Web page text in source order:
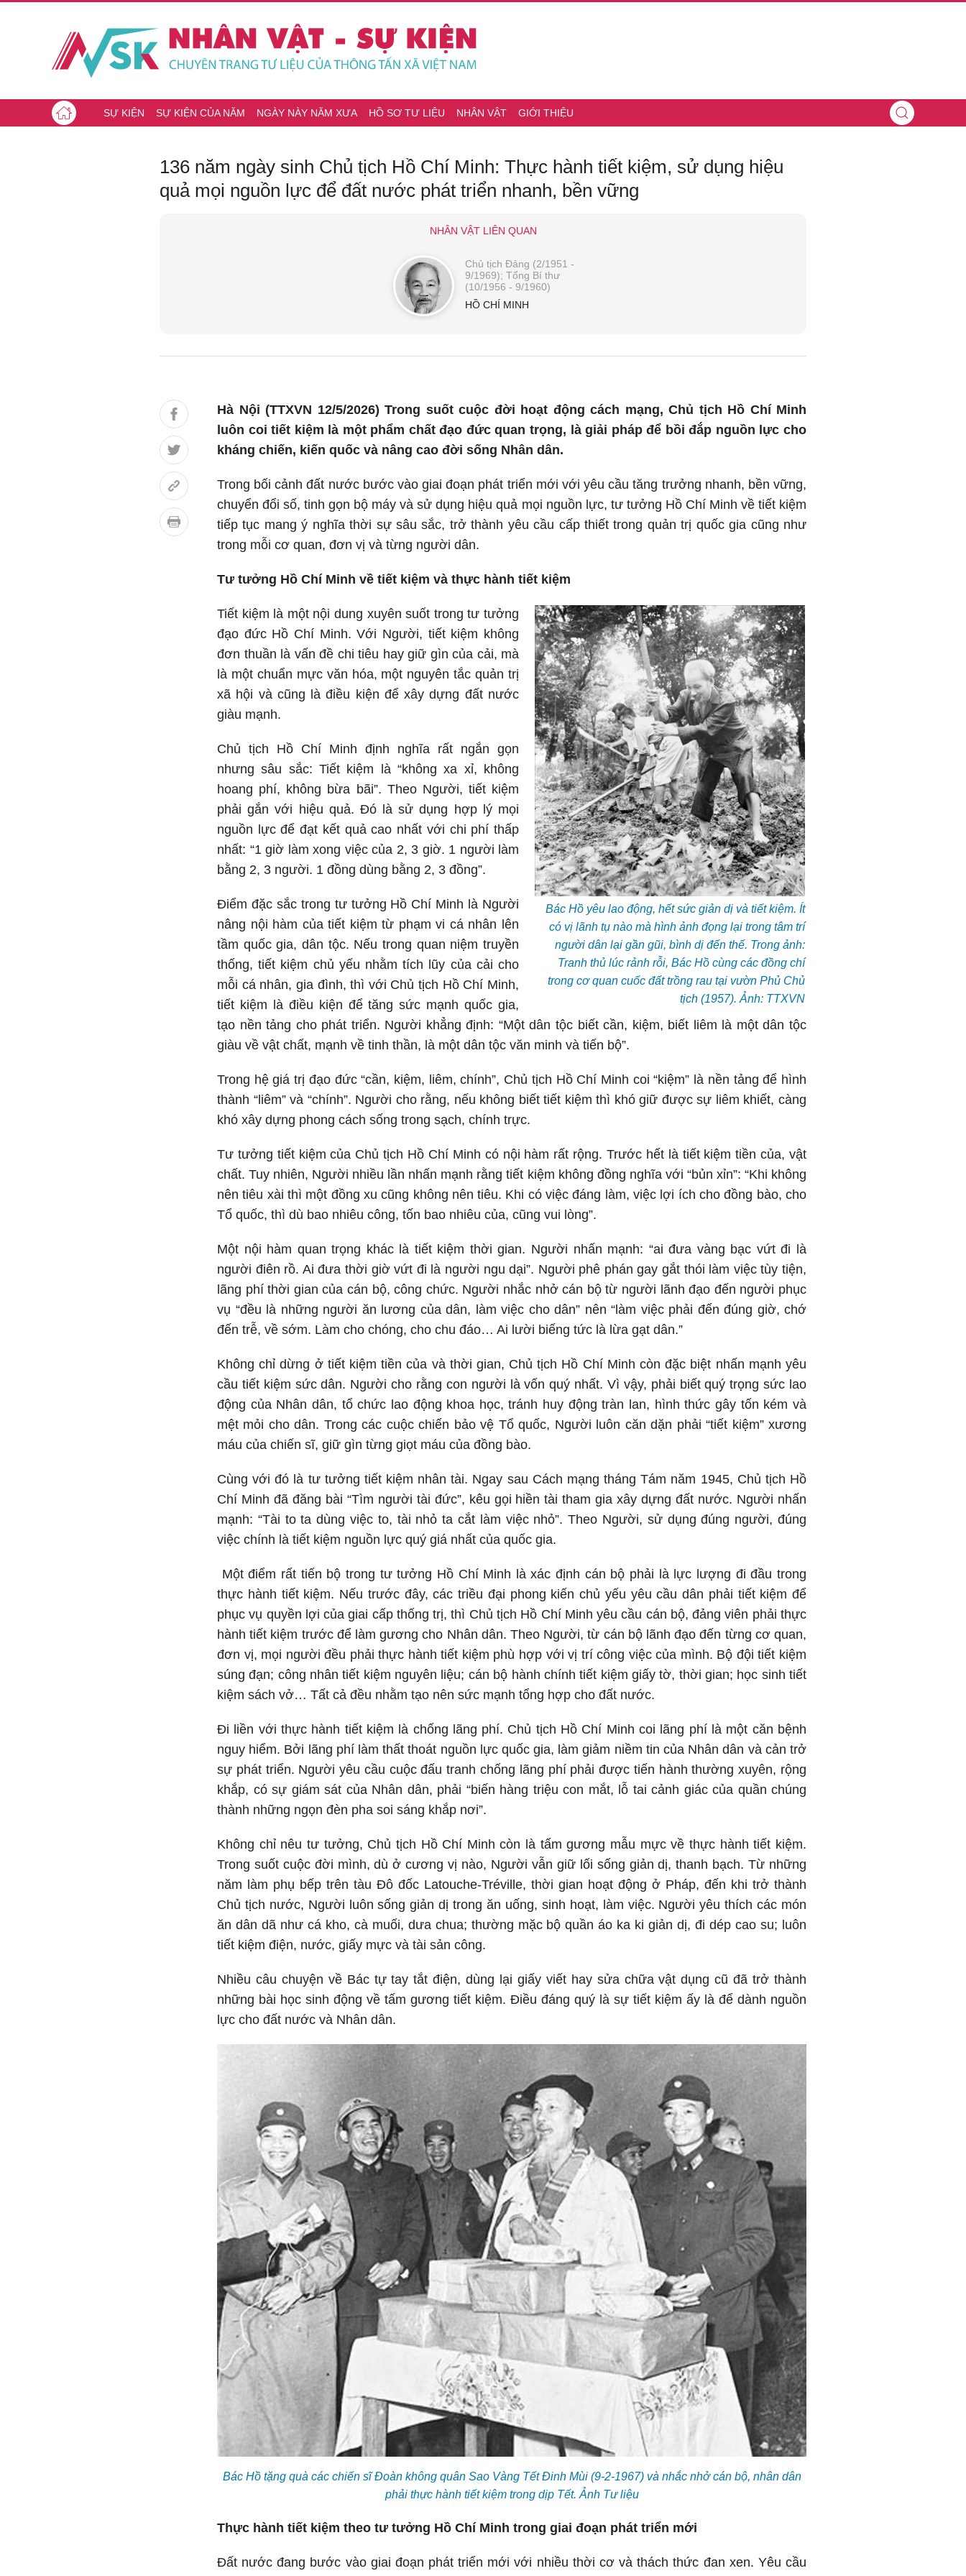
SỰ KIỆN SỰ KIỆN CỦA NĂM NGÀY NÀY NĂM XƯA HỒ SƠ TƯ LIỆU NHÂN VẬT GIỚI THIỆU
136 năm ngày sinh Chủ tịch Hồ Chí Minh: Thực hành tiết kiệm, sử dụng hiệu
quả mọi nguồn lực để đất nước phát triển nhanh, bền vững
NHÂN VẬT LIÊN QUAN
Chủ tịch Đảng (2/1951 -
9/1969); Tổng Bí thư
(10/1956 - 9/1960)
HỒ CHÍ MINH
Hà Nội (TTXVN 12/5/2026) Trong suốt cuộc đời hoạt động cách mạng, Chủ tịch Hồ Chí Minh
luôn coi tiết kiệm là một phẩm chất đạo đức quan trọng, là giải pháp để bồi đắp nguồn lực cho
kháng chiến, kiến quốc và nâng cao đời sống Nhân dân.
Trong bối cảnh đất nước bước vào giai đoạn phát triển mới với yêu cầu tăng trưởng nhanh, bền vững,
chuyển đổi số, tinh gọn bộ máy và sử dụng hiệu quả mọi nguồn lực, tư tưởng Hồ Chí Minh về tiết kiệm
tiếp tục mang ý nghĩa thời sự sâu sắc, trở thành yêu cầu cấp thiết trong quản trị quốc gia cũng như
trong mỗi cơ quan, đơn vị và từng người dân.
Tư tưởng Hồ Chí Minh về tiết kiệm và thực hành tiết kiệm
Bác Hồ yêu lao động, hết sức giản dị và tiết kiệm. Ít
có vị lãnh tụ nào mà hình ảnh đọng lại trong tâm trí
người dân lại gần gũi, bình dị đến thế. Trong ảnh:
Tranh thủ lúc rảnh rỗi, Bác Hồ cùng các đồng chí
trong cơ quan cuốc đất trồng rau tại vườn Phủ Chủ
tịch (1957). Ảnh: TTXVN
Tiết kiệm là một nội dung xuyên suốt trong tư tưởng
đạo đức Hồ Chí Minh. Với Người, tiết kiệm không
đơn thuần là vấn đề chi tiêu hay giữ gìn của cải, mà
là một chuẩn mực văn hóa, một nguyên tắc quản trị
xã hội và cũng là điều kiện để xây dựng đất nước
giàu mạnh.
Chủ tịch Hồ Chí Minh định nghĩa rất ngắn gọn
nhưng sâu sắc: Tiết kiệm là “không xa xỉ, không
hoang phí, không bừa bãi”. Theo Người, tiết kiệm
phải gắn với hiệu quả. Đó là sử dụng hợp lý mọi
nguồn lực để đạt kết quả cao nhất với chi phí thấp
nhất: “1 giờ làm xong việc của 2, 3 giờ. 1 người làm
bằng 2, 3 người. 1 đồng dùng bằng 2, 3 đồng”.
Điểm đặc sắc trong tư tưởng Hồ Chí Minh là Người
nâng nội hàm của tiết kiệm từ phạm vi cá nhân lên
tầm quốc gia, dân tộc. Nếu trong quan niệm truyền
thống, tiết kiệm chủ yếu nhằm tích lũy của cải cho
mỗi cá nhân, gia đình, thì với Chủ tịch Hồ Chí Minh,
tiết kiệm là điều kiện để tăng sức mạnh quốc gia,
tạo nền tảng cho phát triển. Người khẳng định: “Một dân tộc biết cần, kiệm, biết liêm là một dân tộc
giàu về vật chất, mạnh về tinh thần, là một dân tộc văn minh và tiến bộ”.
Trong hệ giá trị đạo đức “cần, kiệm, liêm, chính”, Chủ tịch Hồ Chí Minh coi “kiệm” là nền tảng để hình
thành “liêm” và “chính”. Người cho rằng, nếu không biết tiết kiệm thì khó giữ được sự liêm khiết, càng
khó xây dựng phong cách sống trong sạch, chính trực.
Tư tưởng tiết kiệm của Chủ tịch Hồ Chí Minh có nội hàm rất rộng. Trước hết là tiết kiệm tiền của, vật
chất. Tuy nhiên, Người nhiều lần nhấn mạnh rằng tiết kiệm không đồng nghĩa với “bủn xỉn”: “Khi không
nên tiêu xài thì một đồng xu cũng không nên tiêu. Khi có việc đáng làm, việc lợi ích cho đồng bào, cho
Tổ quốc, thì dù bao nhiêu công, tốn bao nhiêu của, cũng vui lòng”.
Một nội hàm quan trọng khác là tiết kiệm thời gian. Người nhấn mạnh: “ai đưa vàng bạc vứt đi là
người điên rồ. Ai đưa thời giờ vứt đi là người ngu dại”. Người phê phán gay gắt thói làm việc tùy tiện,
lãng phí thời gian của cán bộ, công chức. Người nhắc nhở cán bộ từ người lãnh đạo đến người phục
vụ “đều là những người ăn lương của dân, làm việc cho dân” nên “làm việc phải đến đúng giờ, chớ
đến trễ, về sớm. Làm cho chóng, cho chu đáo… Ai lười biếng tức là lừa gạt dân.”
Không chỉ dừng ở tiết kiệm tiền của và thời gian, Chủ tịch Hồ Chí Minh còn đặc biệt nhấn mạnh yêu
cầu tiết kiệm sức dân. Người cho rằng con người là vốn quý nhất. Vì vậy, phải biết quý trọng sức lao
động của Nhân dân, tổ chức lao động khoa học, tránh huy động tràn lan, hình thức gây tốn kém và
mệt mỏi cho dân. Trong các cuộc chiến bảo vệ Tổ quốc, Người luôn căn dặn phải “tiết kiệm” xương
máu của chiến sĩ, giữ gìn từng giọt máu của đồng bào.
Cùng với đó là tư tưởng tiết kiệm nhân tài. Ngay sau Cách mạng tháng Tám năm 1945, Chủ tịch Hồ
Chí Minh đã đăng bài “Tìm người tài đức”, kêu gọi hiền tài tham gia xây dựng đất nước. Người nhấn
mạnh: “Tài to ta dùng việc to, tài nhỏ ta cắt làm việc nhỏ”. Theo Người, sử dụng đúng người, đúng
việc chính là tiết kiệm nguồn lực quý giá nhất của quốc gia.
Một điểm rất tiến bộ trong tư tưởng Hồ Chí Minh là xác định cán bộ phải là lực lượng đi đầu trong
thực hành tiết kiệm. Nếu trước đây, các triều đại phong kiến chủ yếu yêu cầu dân phải tiết kiệm để
phục vụ quyền lợi của giai cấp thống trị, thì Chủ tịch Hồ Chí Minh yêu cầu cán bộ, đảng viên phải thực
hành tiết kiệm trước để làm gương cho Nhân dân. Theo Người, từ cán bộ lãnh đạo đến từng cơ quan,
đơn vị, mọi người đều phải thực hành tiết kiệm phù hợp với vị trí công việc của mình. Bộ đội tiết kiệm
súng đạn; công nhân tiết kiệm nguyên liệu; cán bộ hành chính tiết kiệm giấy tờ, thời gian; học sinh tiết
kiệm sách vở… Tất cả đều nhằm tạo nên sức mạnh tổng hợp cho đất nước.
Đi liền với thực hành tiết kiệm là chống lãng phí. Chủ tịch Hồ Chí Minh coi lãng phí là một căn bệnh
nguy hiểm. Bởi lãng phí làm thất thoát nguồn lực quốc gia, làm giảm niềm tin của Nhân dân và cản trở
sự phát triển. Người yêu cầu cuộc đấu tranh chống lãng phí phải được tiến hành thường xuyên, rộng
khắp, có sự giám sát của Nhân dân, phải “biến hàng triệu con mắt, lỗ tai cảnh giác của quần chúng
thành những ngọn đèn pha soi sáng khắp nơi”.
Không chỉ nêu tư tưởng, Chủ tịch Hồ Chí Minh còn là tấm gương mẫu mực về thực hành tiết kiệm.
Trong suốt cuộc đời mình, dù ở cương vị nào, Người vẫn giữ lối sống giản dị, thanh bạch. Từ những
năm làm phụ bếp trên tàu Đô đốc Latouche-Tréville, thời gian hoạt động ở Pháp, đến khi trở thành
Chủ tịch nước, Người luôn sống giản dị trong ăn uống, sinh hoạt, làm việc. Người yêu thích các món
ăn dân dã như cá kho, cà muối, dưa chua; thường mặc bộ quần áo ka ki giản dị, đi dép cao su; luôn
tiết kiệm điện, nước, giấy mực và tài sản công.
Nhiều câu chuyện về Bác tự tay tắt điện, dùng lại giấy viết hay sửa chữa vật dụng cũ đã trở thành
những bài học sinh động về tấm gương tiết kiệm. Điều đáng quý là sự tiết kiệm ấy là để dành nguồn
lực cho đất nước và Nhân dân.
Bác Hồ tặng quà các chiến sĩ Đoàn không quân Sao Vàng Tết Đinh Mùi (9-2-1967) và nhắc nhở cán bộ, nhân dân
phải thực hành tiết kiệm trong dịp Tết. Ảnh Tư liệu
Thực hành tiết kiệm theo tư tưởng Hồ Chí Minh trong giai đoạn phát triển mới
Đất nước đang bước vào giai đoạn phát triển mới với nhiều thời cơ và thách thức đan xen. Yêu cầu